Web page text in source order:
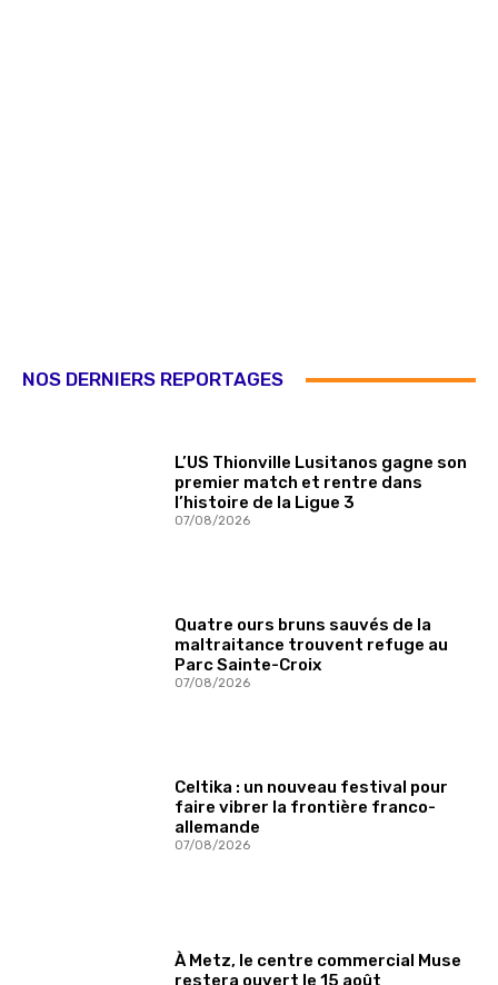
NOS DERNIERS REPORTAGES
L’US Thionville Lusitanos gagne son
premier match et rentre dans
l’histoire de la Ligue 3
07/08/2026
Quatre ours bruns sauvés de la
maltraitance trouvent refuge au
Parc Sainte-Croix
07/08/2026
Celtika : un nouveau festival pour
faire vibrer la frontière franco-
allemande
07/08/2026
À Metz, le centre commercial Muse
restera ouvert le 15 août